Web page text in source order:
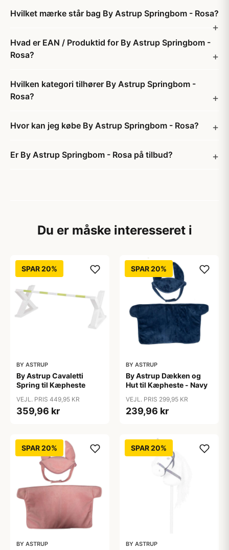
Hvilket mærke står bag By Astrup Springbom - Rosa?
Hvad er EAN / Produktid for By Astrup Springbom -
Rosa?
Hvilken kategori tilhører By Astrup Springbom -
Rosa?
Hvor kan jeg købe By Astrup Springbom - Rosa?
Er By Astrup Springbom - Rosa på tilbud?
Du er måske interesseret i
SPAR 20%
BY ASTRUP
By Astrup Cavaletti
Spring til Kæpheste
VEJL. PRIS 449,95 KR
359,96 kr
SPAR 20%
BY ASTRUP
By Astrup Dækken og
Hut til Kæpheste - Navy
VEJL. PRIS 299,95 KR
239,96 kr
SPAR 20%
BY ASTRUP
SPAR 20%
BY ASTRUP